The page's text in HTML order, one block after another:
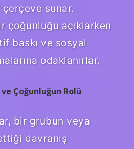
sunar.
çoğunluğu açıklarken
baskı ve sosyal
odaklanırlar.
Çoğunluğun Rolü
bir grubun veya
davranış